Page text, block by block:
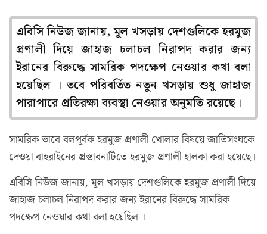
এবিসি নিউজ জানায়, মূল খসড়ায় দেশগুলিকে হরমুজ
প্রণালী দিয়ে জাহাজ চলাচল নিরাপদ করার জন্য
ইরানের বিরুদ্ধে সামরিক পদক্ষেপ নেওয়ার কথা বলা
হয়েছিল । তবে পরিবর্তিত নতুন খসড়ায় শুধু জাহাজ
পারাপারে প্রতিরক্ষা ব্যবস্থা নেওয়ার অনুমতি রয়েছে।
সামরিক ভাবে বলপূর্বক হরমুজ প্রণালী খোলার বিষয়ে জাতিসংঘকে
দেওয়া বাহরাইনের প্রস্তাবনাটিতে হরমুজ প্রণালী হালকা করা হয়েছে।
এবিসি নিউজ জানায়, মূল খসড়ায় দেশগুলিকে হরমুজ প্রণালী দিয়ে
জাহাজ চলাচল নিরাপদ করার জন্য ইরানের বিরুদ্ধে সামরিক
পদক্ষেপ নেওয়ার কথা বলা হয়েছিল ।